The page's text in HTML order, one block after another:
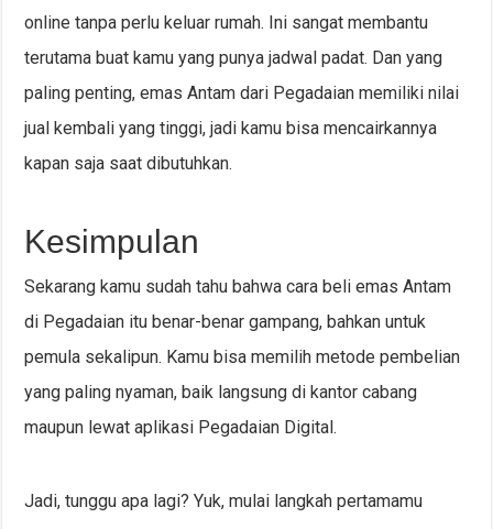
online tanpa perlu keluar rumah. Ini sangat membantu
terutama buat kamu yang punya jadwal padat. Dan yang
paling penting, emas Antam dari Pegadaian memiliki nilai
jual kembali yang tinggi, jadi kamu bisa mencairkannya
kapan saja saat dibutuhkan.
Kesimpulan
Sekarang kamu sudah tahu bahwa cara beli emas Antam
di Pegadaian itu benar-benar gampang, bahkan untuk
pemula sekalipun. Kamu bisa memilih metode pembelian
yang paling nyaman, baik langsung di kantor cabang
maupun lewat aplikasi Pegadaian Digital.
Jadi, tunggu apa lagi? Yuk, mulai langkah pertamamu